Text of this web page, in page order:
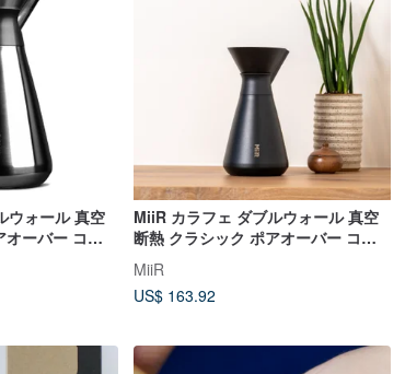
ウォール 真空
オーバー コー
MiiR カラフェ ダブルウォール 真空
断熱 クラシック ポアオーバー コー
クブラック
MiiR
US$ 163.92